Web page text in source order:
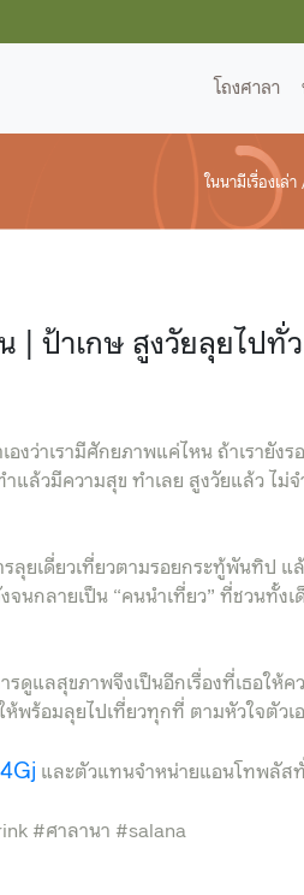
โถงศาลา
ในนามีเรื่องเล่า
| ป้าเกษ สูงวัยลุยไปทั่ว
งว่าเรามีศักยภาพแค่ไหน ถ้าเรายังร
แล้วมีความสุข ทำเลย สูงวัยแล้ว ไม่
ลุยเดี่ยวเที่ยวตามรอยกระทู้พันทิป
นกลายเป็น “คนนำเที่ยว” ที่ชวนทั้ง
ดูแลสุขภาพจึงเป็นอีกเรื่องที่เธอให้
ร้อมลุยไปเที่ยวทุกที่ ตามหัวใจตัวเ
และตัวแทนจำหน่ายแอนโทพลัส
#ศาลานา #salana